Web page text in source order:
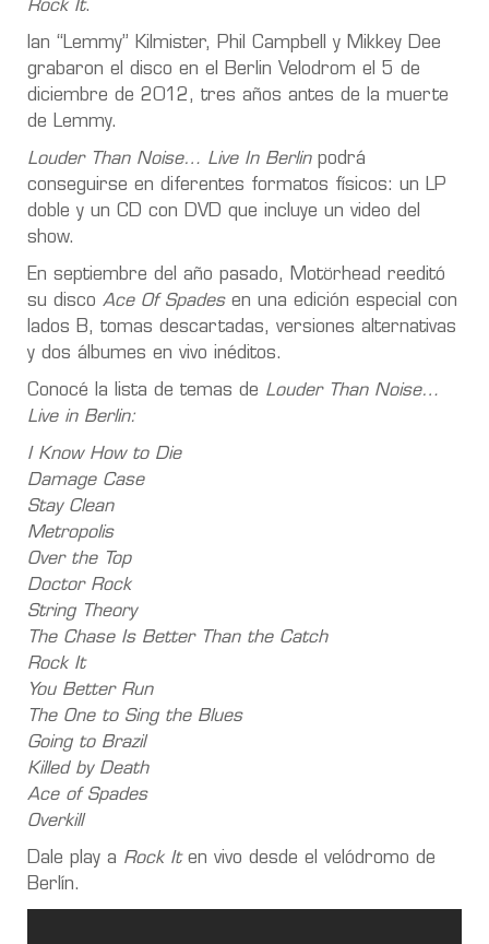
Rock It.
Ian “Lemmy” Kilmister, Phil Campbell y Mikkey Dee
grabaron el disco en el Berlin Velodrom el 5 de
diciembre de 2012, tres años antes de la muerte
de Lemmy.
Louder Than Noise… Live In Berlinpodrá
conseguirse en diferentes formatos físicos: un LP
doble y un CD con DVD que incluye un video del
show.
En septiembre del año pasado, Motörhead reeditó
su disco Ace Of Spadesen una edición especial con
lados B, tomas descartadas, versiones alternativas
y dos álbumes en vivo inéditos.
Conocé la lista de temas de Louder Than Noise…
Live in Berlin:
I Know How to Die
Damage Case
Stay Clean
Metropolis
Over the Top
Doctor Rock
String Theory
The Chase Is Better Than the Catch
Rock It
You Better Run
The One to Sing the Blues
Going to Brazil
Killed by Death
Ace of Spades
Overkill
Dale play a Rock It en vivo desde el velódromo de
Berlín.